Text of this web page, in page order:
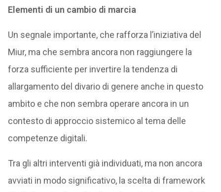
Elementi di un cambio di marcia
Un segnale importante, che rafforza l’iniziativa del
Miur, ma che sembra ancora non raggiungere la
forza sufficiente per invertire la tendenza di
allargamento del divario di genere anche in questo
ambito e che non sembra operare ancora in un
contesto di approccio sistemico al tema delle
competenze digitali.
Tra gli altri interventi già individuati, ma non ancora
avviati in modo significativo, la scelta di framework